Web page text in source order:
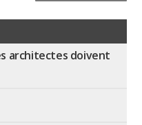
architectes doivent